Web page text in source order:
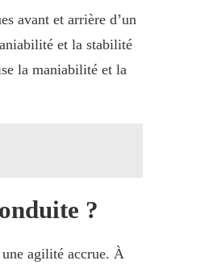
avant et arrière d’un
et la stabilité
la maniabilité et la
?
agilité accrue. À